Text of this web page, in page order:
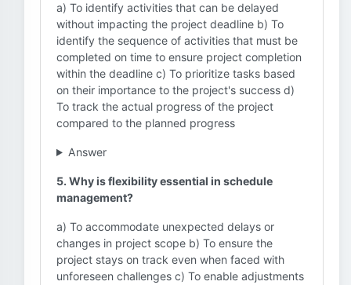
a) To identify activities that can be delayed
without impacting the project deadline b) To
identify the sequence of activities that must be
completed on time to ensure project completion
within the deadline c) To prioritize tasks based
on their importance to the project's success d)
To track the actual progress of the project
compared to the planned progress
Answer
5. Why is flexibility essential in schedule
management?
a) To accommodate unexpected delays or
changes in project scope b) To ensure the
project stays on track even when faced with
unforeseen challenges c) To enable adjustments